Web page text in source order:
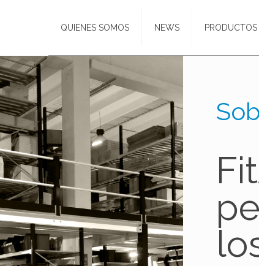
QUIENES SOMOS NEWS PRODUCTOS